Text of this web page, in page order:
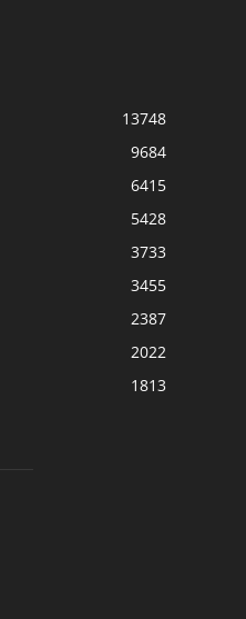
13748
9684
6415
5428
3733
3455
2387
2022
1813